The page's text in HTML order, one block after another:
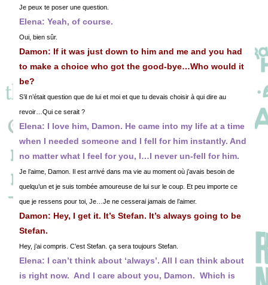
Je peux te poser une question.
Elena: Yeah, of course.
Oui, bien sûr.
Damon: If it was just down to him and me and you had
to make a choice who got the good-bye…Who would it
be?
S’il n’était question que de lui et moi et que tu devais choisir à qui dire au
revoir…Qui ce serait ?
Elena: I love him, Damon. He came into my life at a time
when I needed someone and I fell for him instantly. And
no matter what I feel for you, I…I never un-fell for him.
Je l’aime, Damon. Il est arrivé dans ma vie au moment où j’avais besoin de
quelqu’un et je suis tombée amoureuse de lui sur le coup. Et peu importe ce
que je ressens pour toi, Je…Je ne cesserai jamais de l’aimer.
Damon: Hey, I get it. It’s Stefan. It’s always going to be
Stefan.
Hey, j’ai compris. C’est Stefan. ça sera toujours Stefan.
Elena: I can’t think about ‘always’. All I can think about
is right now. And I care about you, Damon. Which is